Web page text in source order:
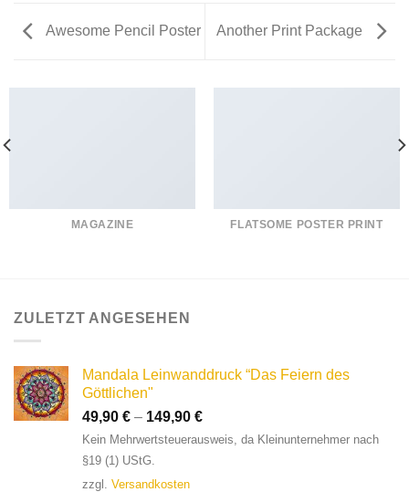
Awesome Pencil Poster Another Print Package
MAGAZINE FLATSOME POSTER PRINT
ZULETZT ANGESEHEN
Mandala Leinwanddruck “Das Feiern des
Göttlichen"
49,90 € – 149,90 €
Kein Mehrwertsteuerausweis, da Kleinunternehmer nach
§19 (1) UStG.
zzgl. Versandkosten